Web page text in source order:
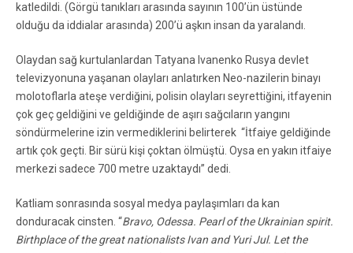
katledildi. (Görgü tanıkları arasında sayının 100’ün üstünde
olduğu da iddialar arasında) 200’ü aşkın insan da yaralandı.
Olaydan sağ kurtulanlardan Tatyana Ivanenko Rusya devlet
televizyonuna yaşanan olayları anlatırken Neo-nazilerin binayı
molotoflarla ateşe verdiğini, polisin olayları seyrettiğini, itfayenin
çok geç geldiğini ve geldiğinde de aşırı sağcıların yangını
söndürmelerine izin vermediklerini belirterek “İtfaiye geldiğinde
artık çok geçti. Bir sürü kişi çoktan ölmüştü. Oysa en yakın itfaiye
merkezi sadece 700 metre uzaktaydı” dedi.
Katliam sonrasında sosyal medya paylaşımları da kan
donduracak cinsten. “Bravo, Odessa. Pearl of the Ukrainian spirit.
Birthplace of the great nationalists Ivan and Yuri Jul. Let the